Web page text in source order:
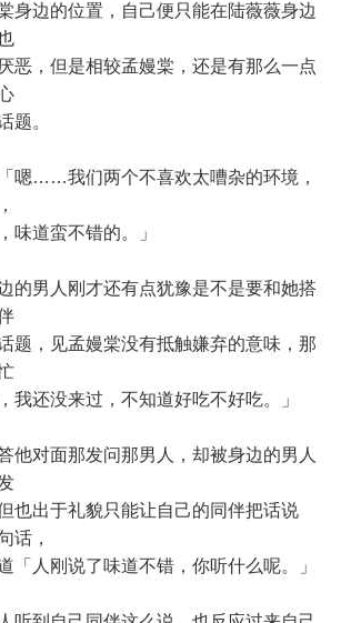
身边的位置，自己便只能在陆薇薇身边
恶，但是相较孟嫚棠，还是有那么一点
题。
……我们两个不喜欢太嘈杂的环境，
味道蛮不错的。」
男人刚才还有点犹豫是不是要和她搭
题，见孟嫚棠没有抵触嫌弃的意味，那
我还没来过，不知道好吃不好吃。」
对面那发问那男人，却被身边的男人
也出于礼貌只能让自己的同伴把话说
话，
「人刚说了味道不错，你听什么呢。」